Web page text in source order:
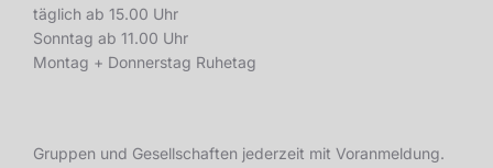
täglich ab 15.00 Uhr
Sonntag ab 11.00 Uhr
Montag + Donnerstag Ruhetag
Gruppen und Gesellschaften jederzeit mit Voranmeldung.